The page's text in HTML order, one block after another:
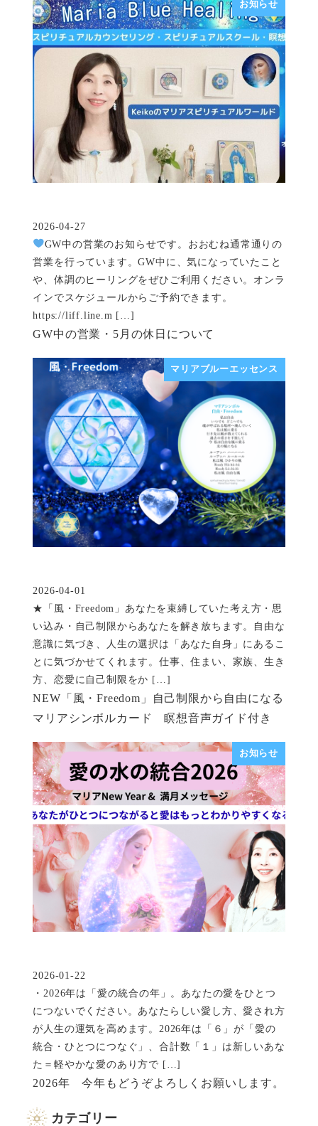
お知らせ
GW中の営業・5月の休日について
GW中の営業のお知らせです。おおむね通常通りの
営業を行っています。GW中に、気になっていたこと
や、体調のヒーリングをぜひご利用ください。オンラ
インでスケジュールからご予約できます。
https://liff.line.m […]
投稿日
2026-04-27
マリアブルーエッセンス
NEW「風・Freedom」自己制限から自由になる
マリアシンボルカード 瞑想音声ガイド付き
★「風・Freedom」あなたを束縛していた考え方・思
い込み・自己制限からあなたを解き放ちます。自由な
意識に気づき、人生の選択は「あなた自身」にあるこ
とに気づかせてくれます。仕事、住まい、家族、生き
方、恋愛に自己制限をか […]
2026-04-01
お知らせ
2026年 今年もどうぞよろしくお願いします。
・2026年は「愛の統合の年」。あなたの愛をひとつ
につないでください。あなたらしい愛し方、愛され方
が人生の運気を高めます。2026年は「６」が「愛の
統合・ひとつにつなぐ」、合計数「１」は新しいあな
た＝軽やかな愛のあり方で […]
2026-01-22
カテゴリー